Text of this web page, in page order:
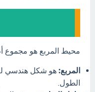
محيط المربع هو مجموع
المربع: هو شكل هندسي
الطول.